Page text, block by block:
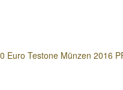
Euro Testone Münzen 2016